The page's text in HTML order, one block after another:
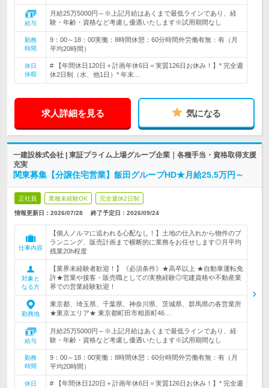
給与
月給25万5000円～※上記月給はあくまで最低ラインであり、経
験・年齢・資格など考慮し優遇いたします※試用期間なし
勤務
時間
9：00～18：00実働：8時間休憩：60分時間外労働有無：有（月
平均20時間）
休日
休暇
# 【年間休日120日＋計画年休6日＝実質126日お休み！】* 完全週
休2日制（水、他1日）* 年末…
求人詳細を見る 気になる
一建設株式会社 | 東証プライム上場グループ企業｜各種手当・資格取得支援
充実
関東募集【分譲住宅営業】飯田グループHD★月給25.5万円～
正社員 業種未経験OK 完全週休2日制
情報更新日：2026/07/28 終了予定日： 2026/09/24
仕事内容
【個人ノルマに追われる心配なし！】土地の仕入れから物件のプ
ランニング、販売計画まで横断的に業務をお任せします◎月平均
残業20h程度
対象と
なる方
【業界未経験者歓迎！】《必須条件》★高卒以上 ★自動車運転免
許★営業や接客・販売職としての実務経験◎宅建資格や不動産業
界での営業経験歓迎！
勤務地
東京都、埼玉県、千葉県、神奈川県、茨城県、群馬県の各営業所
★東京エリア★ 東京都町田市相原町46…
給与
月給25万5000円～※上記月給はあくまで最低ラインであり、経
験・年齢・資格など考慮し優遇いたします※試用期間なし
勤務
時間
9：00～18：00実働：8時間休憩：60分時間外労働有無：有（月
平均20時間）
休日
# 【年間休日120日＋計画年休6日＝実質126日お休み！】* 完全週